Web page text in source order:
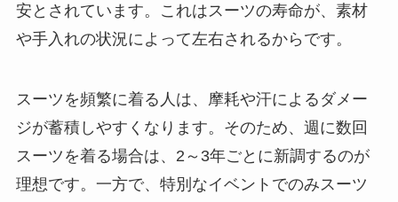
安とされています。これはスーツの寿命が、素材
や手入れの状況によって左右されるからです。
スーツを頻繁に着る人は、摩耗や汗によるダメー
ジが蓄積しやすくなります。そのため、週に数回
スーツを着る場合は、2～3年ごとに新調するのが
理想です。一方で、特別なイベントでのみスーツ